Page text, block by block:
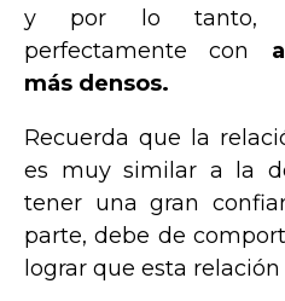
y por lo tanto,
perfectamente con
más densos.
Recuerda que la
es muy similar a la
tener una gran
parte, debe de
lograr que esta